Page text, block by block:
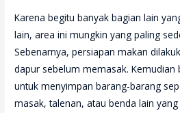
Karena begitu banyak bagian lain
lain, area ini mungkin yang paling
Sebenarnya, persiapan makan
dapur sebelum memasak. Kemudian
untuk menyimpan barang-barang
masak, talenan, atau benda lain